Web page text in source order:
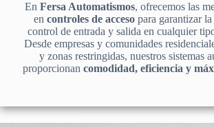
En Fersa Automatismos, ofrecemos las
en controles de accesopara garantizar
control de entrada y salida en cualquier
Desde empresas y comunidades
y zonas restringidas, nuestros sistemas
proporcionan comodidad, eficiencia y